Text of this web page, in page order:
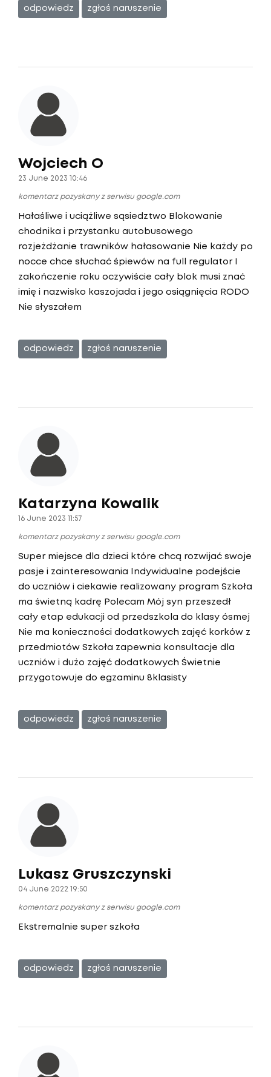
odpowiedz zgłoś naruszenie
Wojciech O
23 June 2023 10:46
komentarz pozyskany z serwisu google.com
Hałaśliwe i uciążliwe sąsiedztwo Blokowanie
chodnika i przystanku autobusowego
rozjeżdżanie trawników hałasowanie Nie każdy po
nocce chce słuchać śpiewów na full regulator I
zakończenie roku oczywiście cały blok musi znać
imię i nazwisko kaszojada i jego osiągnięcia RODO
Nie słyszałem
odpowiedz zgłoś naruszenie
Katarzyna Kowalik
16 June 2023 11:57
komentarz pozyskany z serwisu google.com
Super miejsce dla dzieci które chcą rozwijać swoje
pasje i zainteresowania Indywidualne podejście
do uczniów i ciekawie realizowany program Szkoła
ma świetną kadrę Polecam Mój syn przeszedł
cały etap edukacji od przedszkola do klasy ósmej
Nie ma konieczności dodatkowych zajęć korków z
przedmiotów Szkoła zapewnia konsultacje dla
uczniów i dużo zajęć dodatkowych Świetnie
przygotowuje do egzaminu 8klasisty
odpowiedz zgłoś naruszenie
Lukasz Gruszczynski
04 June 2022 19:50
komentarz pozyskany z serwisu google.com
Ekstremalnie super szkoła
odpowiedz zgłoś naruszenie